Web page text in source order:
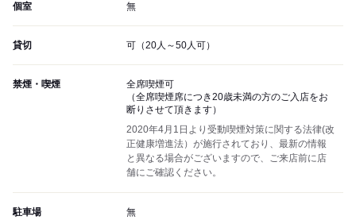
個室 無
貸切 可（20人～50人可）
禁煙・喫煙
全席喫煙可
（全席喫煙席につき20歳未満の方のご入店をお
断りさせて頂きます）
2020年4月1日より受動喫煙対策に関する法律(改
正健康増進法）が施行されており、最新の情報
と異なる場合がございますので、ご来店前に店
舗にご確認ください。
駐車場 無